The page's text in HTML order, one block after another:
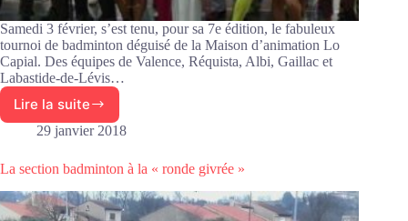
Samedi 3 février, s’est tenu, pour sa 7e édition, le fabuleux
tournoi de badminton déguisé de la Maison d’animation Lo
Capial. Des équipes de Valence, Réquista, Albi, Gaillac et
Labastide-de-Lévis…
Lire la suite
L’éternel
succès
tournoi
de
badminton
29 janvier 2018
La section badminton à la « ronde givrée »